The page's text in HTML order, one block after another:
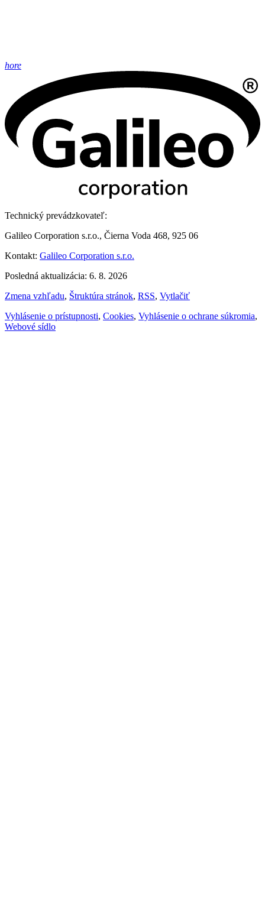
hore
Technický prevádzkovateľ:
Galileo Corporation s.r.o., Čierna Voda 468, 925 06
Kontakt: Galileo Corporation s.r.o.
Posledná aktualizácia: 6. 8. 2026
Zmena vzhľadu, Štruktúra stránok, RSS, Vytlačiť
Vyhlásenie o prístupnosti, Cookies, Vyhlásenie o ochrane súkromia,
Webové sídlo